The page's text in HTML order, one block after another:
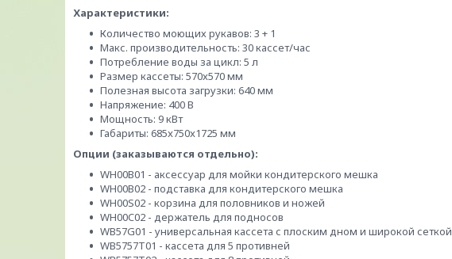
Характеристики:
Количество моющих рукавов: 3 + 1
Макс. производительность: 30 кассет/час
Потребление воды за цикл: 5 л
Размер кассеты: 570x570 мм
Полезная высота загрузки: 640 мм
Напряжение: 400 В
Мощность: 9 кВт
Габариты: 685x750x1725 мм
Опции (заказываются отдельно):
WH00B01 - аксессуар для мойки кондитерского мешка
WH00B02 - подставка для кондитерского мешка
WH00S02 - корзина для половников и ножей
WH00C02 - держатель для подносов
WB57G01 - универсальная кассета с плоским дном и широкой сеткой
WB5757T01 - кассета для 5 противней